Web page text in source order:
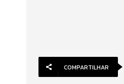
COMPARTILHAR